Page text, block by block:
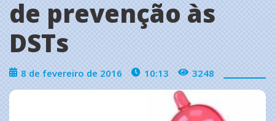
de prevenção às
DSTs
8 de fevereiro de 2016 10:13 3248